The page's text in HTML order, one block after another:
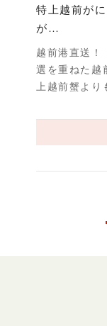
特上越前が
が…
越前港直送！
選を重ねた
上越前蟹よ